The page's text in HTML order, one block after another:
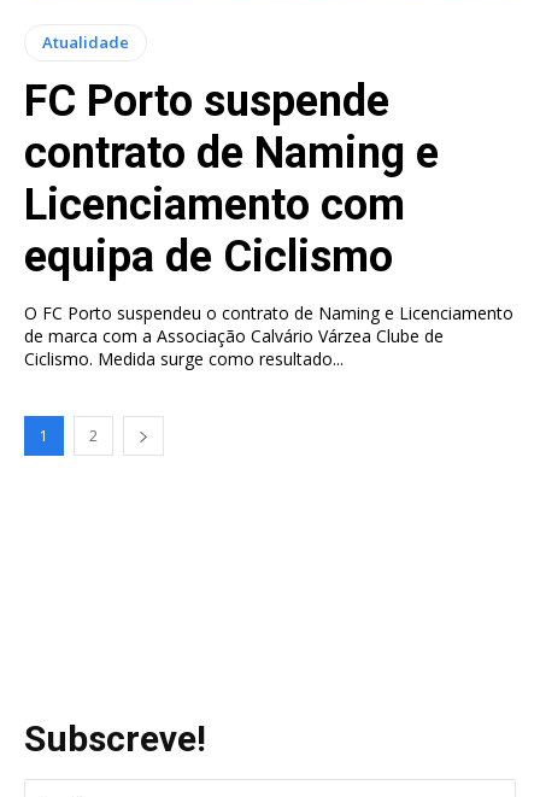
Atualidade
FC Porto suspende
contrato de Naming e
Licenciamento com
equipa de Ciclismo
O FC Porto suspendeu o contrato de Naming e Licenciamento
de marca com a Associação Calvário Várzea Clube de
Ciclismo. Medida surge como resultado...
1 2
Subscreve!